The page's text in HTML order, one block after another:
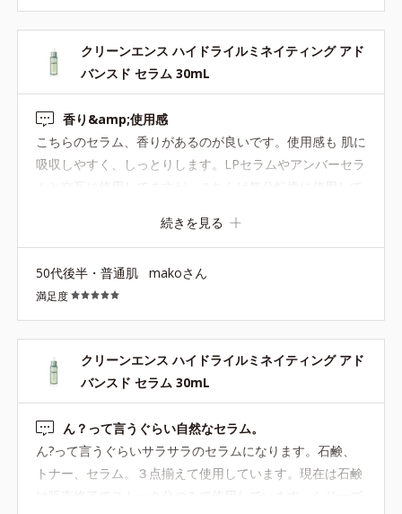
クリーンエンス ハイドライルミネイティング アド
バンスド セラム 30mL
香り&amp;使用感
こちらのセラム、香りがあるのが良いです。使用感も 肌に
吸収しやすく、しっとりします。LPセラムやアンバーセラ
続きを見る
50代後半・普通肌 makoさん
満足度
クリーンエンス ハイドライルミネイティング アド
バンスド セラム 30mL
ん？って言うぐらい自然なセラム。
ん?って言うぐらいサラサラのセラムになります。石鹸、
トナー、セラム。３点揃えて使用しています。現在は石鹸